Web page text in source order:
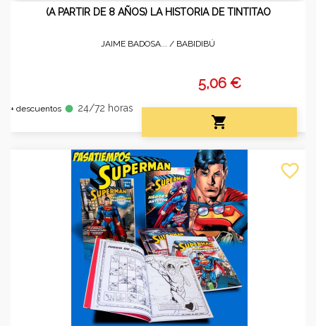
(A PARTIR DE 8 AÑOS) LA HISTORIA DE TINTITAO
JAIME BADOSA... / BABIDIBÚ
+ descuentos fiber_manual_record 24/72 horas
5,06 €

favorite_border